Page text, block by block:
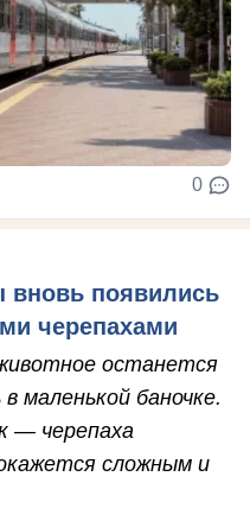
0
появились
черепахами
останется
маленькой баночке.
— черепаха
сложным и